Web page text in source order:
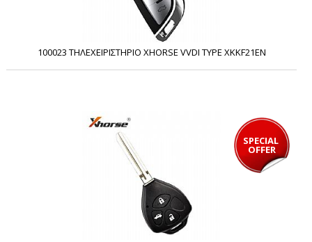
100023 ΤΗΛΕΧΕΙΡΙΣΤΗΡΙΟ XHORSE VVDI TYPE XKKF21EN
SPECIAL
OFFER